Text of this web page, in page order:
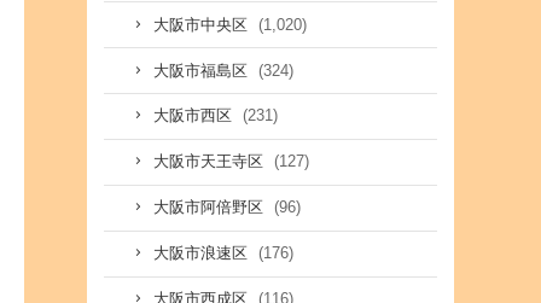
大阪市中央区 (1,020)
大阪市福島区 (324)
大阪市西区 (231)
大阪市天王寺区 (127)
大阪市阿倍野区 (96)
大阪市浪速区 (176)
大阪市西成区 (116)